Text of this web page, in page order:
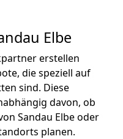
Elbe
erstellen
die speziell auf
sind. Diese
davon, ob
Sandau Elbe oder
planen.